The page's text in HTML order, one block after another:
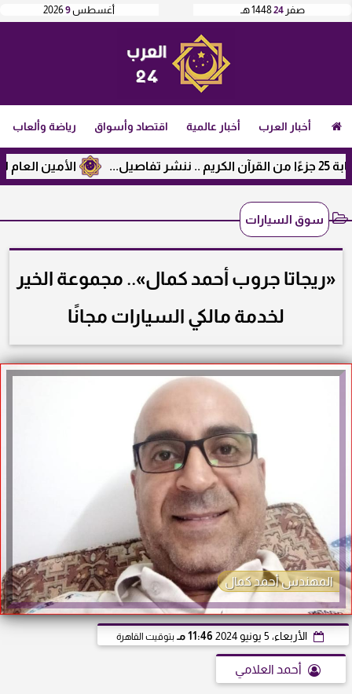
أغسطس9
2026 صفر 241448 هـ
أخبار العرب أخبار عالمية اقتصاد وأسواق رياضة وألعاب
الأمين العام لرابطة
سوق السيارات
«ريجاتا جروب أحمد كمال».. مجموعة الخير
لخدمة مالكي السيارات مجانًا
المهندس أحمد كمال
الأربعاء، 5 يونيو 2024 11:46 مـ بتوقيت القاهرة
أحمد العلامي